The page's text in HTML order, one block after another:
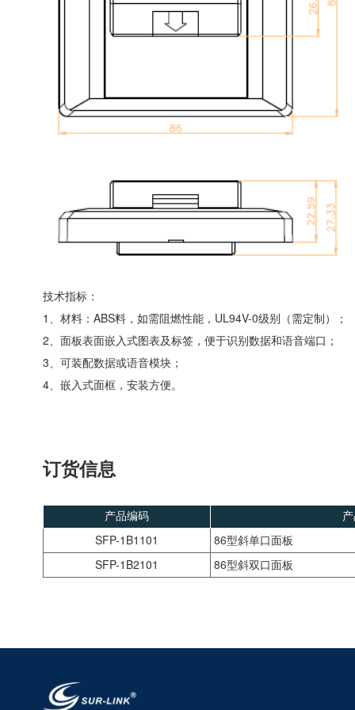
技术指标：
1、材料：ABS料，如需阻燃性能，UL94V-0级别（需定制）；
2、面板表面嵌入式图表及标签，便于识别数据和语音端口；
3、可装配数据或语音模块；
4、嵌入式面框，安装方便。
订货信息
产品编码
SFP-1B1101
86型斜单口面板
SFP-1B2101
86型斜双口面板